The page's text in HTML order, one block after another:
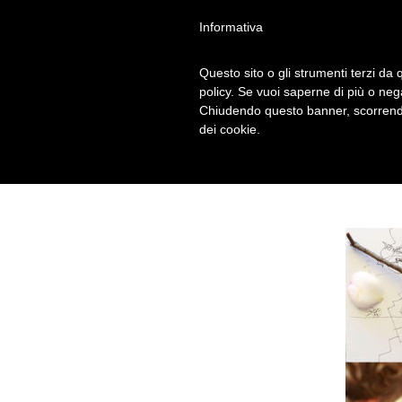
CASTELLO
Informativa
Questo sito o gli strumenti terzi da
policy. Se vuoi saperne di più o
Chiudendo questo banner,
dei cookie.